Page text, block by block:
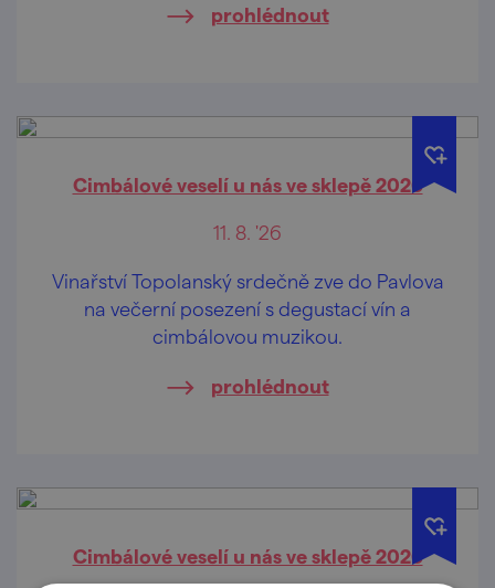
prohlédnout
Cimbálové veselí u nás ve sklepě 2026
11. 8. '26
Vinařství Topolanský srdečně zve do Pavlova
na večerní posezení s degustací vín a
cimbálovou muzikou.
prohlédnout
Cimbálové veselí u nás ve sklepě 2026